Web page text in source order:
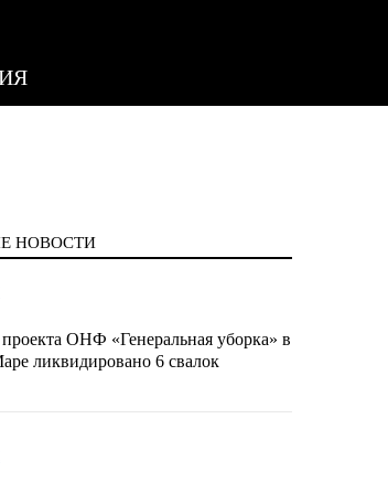
НОВОСТИ
ОНФ «Генеральная уборка» в
ликвидировано 6 свалок